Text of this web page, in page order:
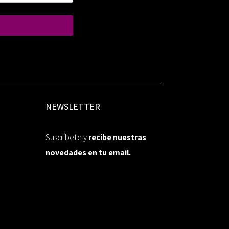
NEWSLETTER
Suscríbete yrecibe nuestras
novedades en tu email.